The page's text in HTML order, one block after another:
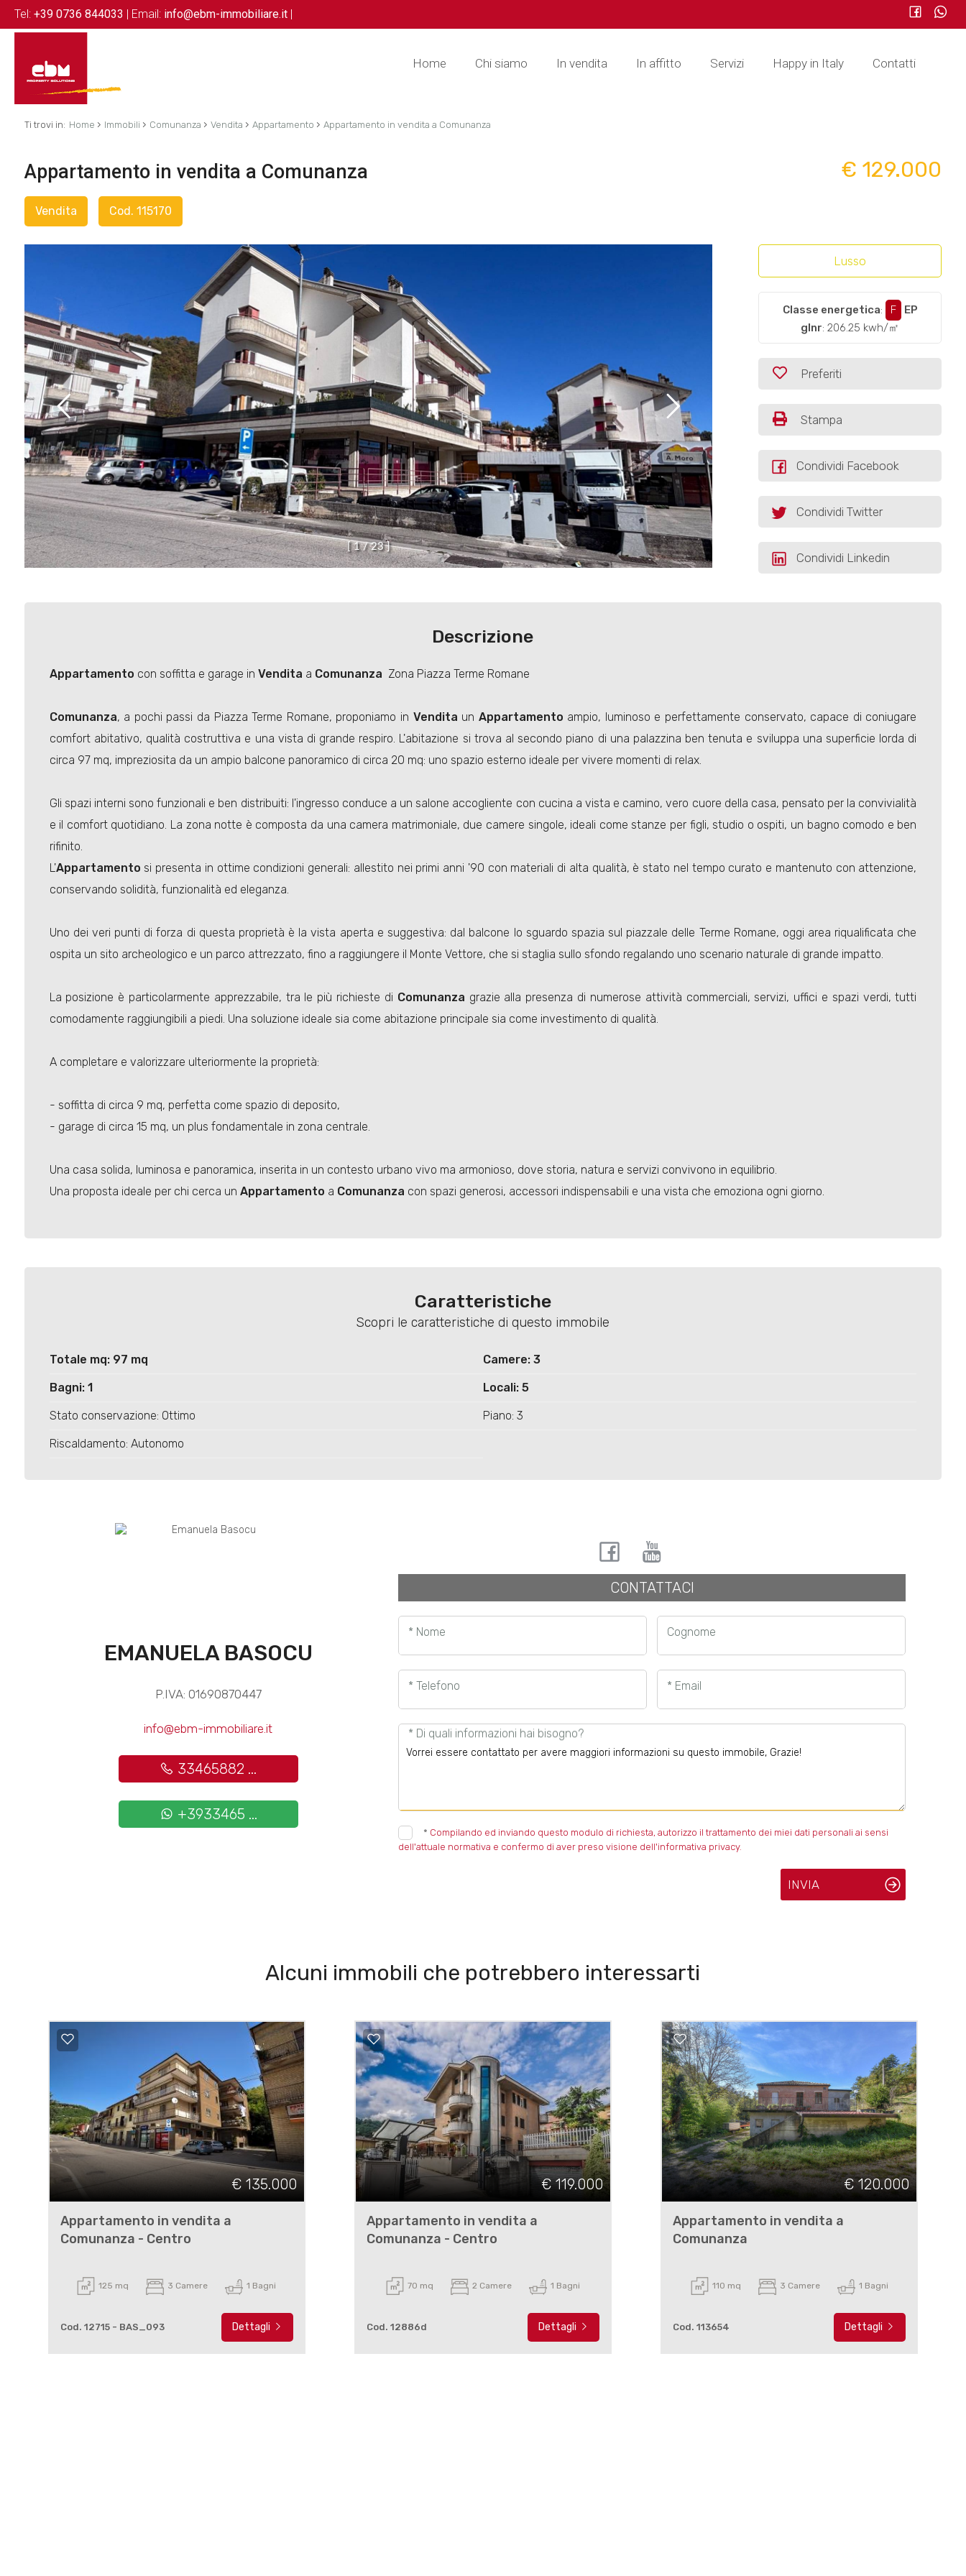
Home Chi siamo In vendita In affitto Servizi Happy in Italy Contatti
Tel: +39 0736 844033 | Email: info@ebm-immobiliare.it |
Ti trovi in: Home › Immobili › Comunanza › Vendita › Appartamento › Appartamento in vendita a Comunanza
Appartamento in vendita a Comunanza
Vendita Cod. 115170
€ 129.000
[ 1 / 23 ]
Lusso
Classe energetica: F
EP
glnr: 206.25 kwh/㎡
Preferiti
Stampa
Condividi Facebook
Condividi Twitter
Condividi Linkedin
Descrizione
Appartamento con soffitta e garage in Vendita a Comunanza  Zona Piazza Terme Romane
Comunanza, a pochi passi da Piazza Terme Romane, proponiamo in Vendita un Appartamento ampio, luminoso e perfettamente conservato, capace di coniugare
comfort abitativo, qualità costruttiva e una vista di grande respiro. L'abitazione si trova al secondo piano di una palazzina ben tenuta e sviluppa una superficie lorda di
circa 97 mq, impreziosita da un ampio balcone panoramico di circa 20 mq: uno spazio esterno ideale per vivere momenti di relax.
Gli spazi interni sono funzionali e ben distribuiti: l'ingresso conduce a un salone accogliente con cucina a vista e camino, vero cuore della casa, pensato per la convivialità
e il comfort quotidiano. La zona notte è composta da una camera matrimoniale, due camere singole, ideali come stanze per figli, studio o ospiti, un bagno comodo e ben
rifinito.
L'Appartamento si presenta in ottime condizioni generali: allestito nei primi anni '90 con materiali di alta qualità, è stato nel tempo curato e mantenuto con attenzione,
conservando solidità, funzionalità ed eleganza.
Uno dei veri punti di forza di questa proprietà è la vista aperta e suggestiva: dal balcone lo sguardo spazia sul piazzale delle Terme Romane, oggi area riqualificata che
ospita un sito archeologico e un parco attrezzato, fino a raggiungere il Monte Vettore, che si staglia sullo sfondo regalando uno scenario naturale di grande impatto.
La posizione è particolarmente apprezzabile, tra le più richieste di Comunanza grazie alla presenza di numerose attività commerciali, servizi, uffici e spazi verdi, tutti
comodamente raggiungibili a piedi. Una soluzione ideale sia come abitazione principale sia come investimento di qualità.
A completare e valorizzare ulteriormente la proprietà:
- soffitta di circa 9 mq, perfetta come spazio di deposito,
- garage di circa 15 mq, un plus fondamentale in zona centrale.
Una casa solida, luminosa e panoramica, inserita in un contesto urbano vivo ma armonioso, dove storia, natura e servizi convivono in equilibrio.
Una proposta ideale per chi cerca un Appartamento a Comunanza con spazi generosi, accessori indispensabili e una vista che emoziona ogni giorno.
Caratteristiche
Scopri le caratteristiche di questo immobile
Totale mq: 97 mq Camere: 3
Bagni: 1 Locali: 5
Stato conservazione: Ottimo Piano: 3
Riscaldamento: Autonomo
EMANUELA BASOCU
P.IVA: 01690870447
info@ebm-immobiliare.it
33465882 ...
+3933465 ...
CONTATTACI
* Nome Cognome
* Telefono * Email
* Di quali informazioni hai bisogno?
* Compilando ed inviando questo modulo di richiesta, autorizzo il trattamento dei miei dati personali ai sensi
dell'attuale normativa e confermo di aver preso visione dell'informativa privacy.
INVIA
Alcuni immobili che potrebbero interessarti
€ 135.000
Appartamento in vendita a
Comunanza - Centro
125 mq 3 Camere 1 Bagni
Cod. 12715 - BAS_093 Dettagli
€ 119.000
Appartamento in vendita a
Comunanza - Centro
70 mq 2 Camere 1 Bagni
Cod. 12886d Dettagli
€ 120.000
Appartamento in vendita a
Comunanza
110 mq 3 Camere 1 Bagni
Cod. 113654 Dettagli